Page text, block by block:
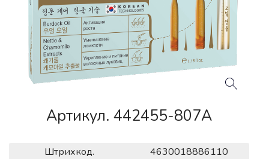
Артикул. 442455-807A
Штрихкод. 4630018886110